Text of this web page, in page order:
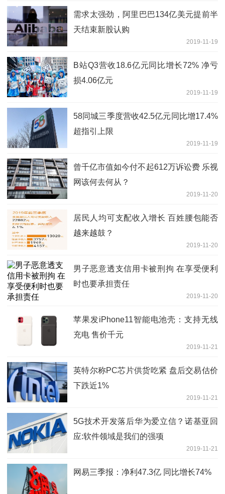
需求太强劲，阿里巴巴134亿美元提前半
天结束新股认购
2019-11-19
B站Q3营收18.6亿元同比增长72% 净亏
损4.06亿元
2019-11-19
58同城三季度营收42.5亿元同比增17.4%
超指引上限
2019-11-19
曾千亿市值如今付不起612万诉讼费 乐视
网该何去何从？
2019-11-20
居民人均可支配收入增长 百姓腰包能否
越来越鼓？
2019-11-20
男子恶意透支信用卡被刑拘 在享受便利
时也要承担责任
2019-11-20
苹果发iPhone11智能电池壳：支持无线
充电 售价千元
2019-11-21
英特尔称PC芯片供货吃紧 盘后交易估价
下跌近1%
2019-11-21
5G技术开发落后华为爱立信？诺基亚回
应:软件领域是我们的强项
2019-11-21
网易三季报：净利47.3亿 同比增长74%